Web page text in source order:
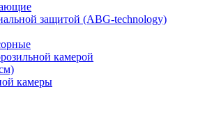
защитой (ABG-technology)
камерой
камеры